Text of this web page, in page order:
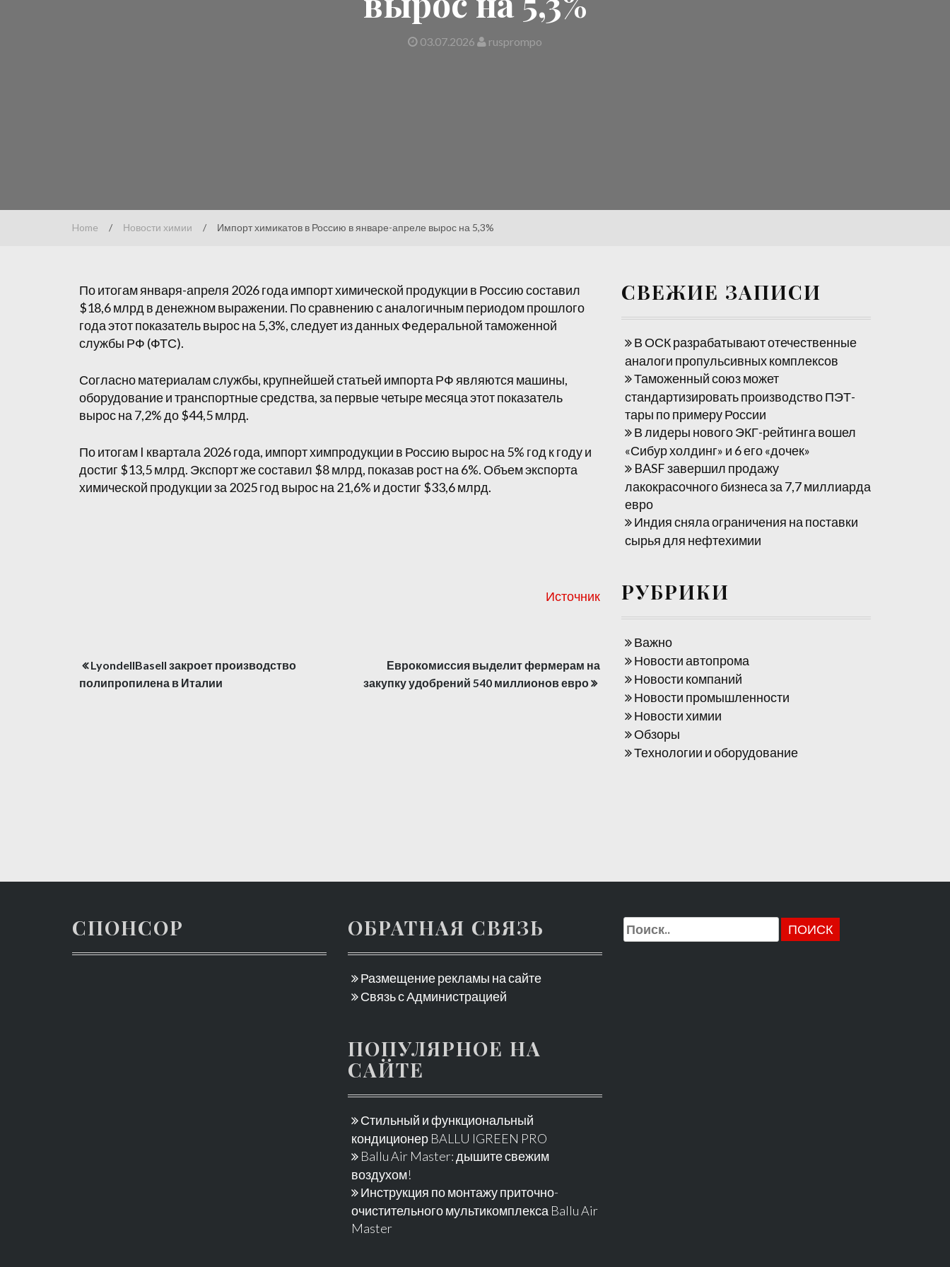
03.07.2026 rusprompo
Home / Новости химии / Импорт химикатов в Россию в январе-апреле вырос на 5,3%
По итогам января-апреля 2026 года импорт химической продукции в Россию составил
$18,6 млрд в денежном выражении. По сравнению с аналогичным периодом прошлого
года этот показатель вырос на 5,3%, следует из данных Федеральной таможенной
службы РФ (ФТС).
Согласно материалам службы, крупнейшей статьей импорта РФ являются машины,
оборудование и транспортные средства, за первые четыре месяца этот показатель
вырос на 7,2% до $44,5 млрд.
По итогам I квартала 2026 года, импорт химпродукции в Россию вырос на 5% год к году и
достиг $13,5 млрд. Экспорт же составил $8 млрд, показав рост на 6%. Объем экспорта
химической продукции за 2025 год вырос на 21,6% и достиг $33,6 млрд.
Источник
Навигация
LyondellBasell закроет производство
полипропилена в Италии
Еврокомиссия выделит фермерам на
закупку удобрений 540 миллионов евро
СВЕЖИЕ ЗАПИСИ
В ОСК разрабатывают отечественные
аналоги пропульсивных комплексов
Таможенный союз может
стандартизировать производство ПЭТ-
тары по примеру России
В лидеры нового ЭКГ-рейтинга вошел
«Сибур холдинг» и 6 его «дочек»
BASF завершил продажу
лакокрасочного бизнеса за 7,7 миллиарда
евро
Индия сняла ограничения на поставки
сырья для нефтехимии
РУБРИКИ
Важно
Новости автопрома
Новости компаний
Новости промышленности
Новости химии
Обзоры
Технологии и оборудование
СПОНСОР ОБРАТНАЯ СВЯЗЬ
Размещение рекламы на сайте
Связь с Администрацией
ПОПУЛЯРНОЕ НА
САЙТЕ
Стильный и функциональный
кондиционер BALLU IGREEN PRO
Ballu Air Master: дышите свежим
воздухом!
Инструкция по монтажу приточно-
очистительного мультикомплекса Ballu Air
Master